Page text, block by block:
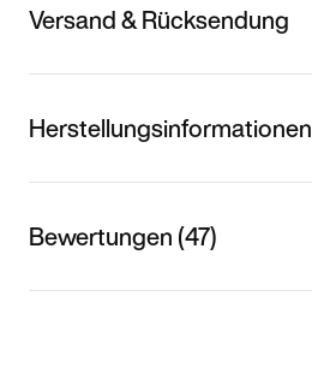
Versand & Rücksendung
Herstellungsinformationen
Bewertungen (47)